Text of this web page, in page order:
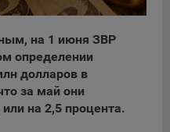
Общества, указанных в
для отражения
Эти файлы
или выбирать те же
того или иного
версии.
на 1 июня ЗВР
определении
долларов в
за май они
на 2,5 процента.